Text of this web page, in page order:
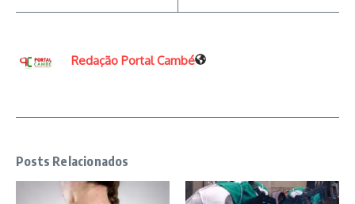
Redação Portal Cambé
Posts Relacionados